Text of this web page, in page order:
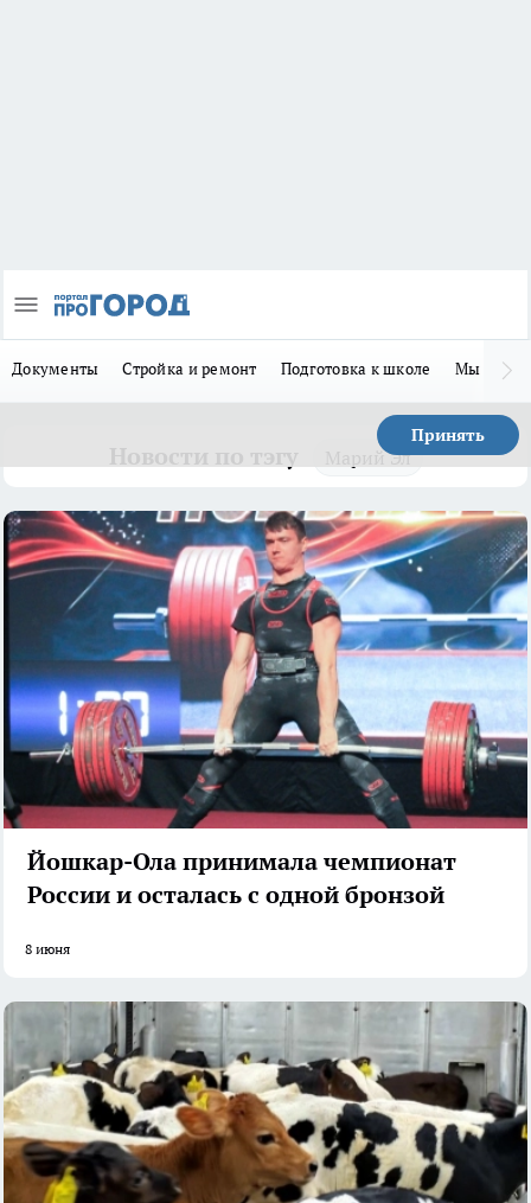
Документы Стройка и ремонт Подготовка к школе Мы в MAX
Принять
Марий Эл
Йошкар-Ола принимала чемпионат
России и осталась с одной бронзой
8 июня